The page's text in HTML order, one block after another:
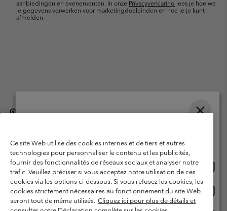
aanbiedingen en evenementen. In onze Privacyverklaring lees je hoe we
je gegevens verwerken voor marketingdoeleinden en hoe je je kunt
afmelden.
België (Nederlands) | English ›| français ›
Gebruiksvoorwaarden
Verkoopvoorwaarden
Garantie
Privacybeleid
Gebruiksvoorwaarden voor lidmaatschap
Voorwaarden voor door gebruikers gegenereerde inhoud
Impressum
Cookies
Ce site Web utilise des cookies internes et de tiers et autres
technologies pour personnaliser le contenu et les publicités,
fournir des fonctionnalités de réseaux sociaux et analyser notre
trafic. Veuillez préciser si vous acceptez notre utilisation de ces
cookies via les options ci-dessous. Si vous refusez les cookies, les
cookies strictement nécessaires au fonctionnement du site Web
seront tout de même utilisés. Cliquez ici pour plus de détails et
Online shoppen beschikbaar
United States
Belgium-English